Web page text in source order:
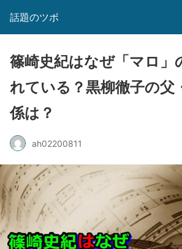
話題のツボ
篠崎史紀はなぜ「マロ」
れている？黒柳徹子の父
係は？
ah02200811